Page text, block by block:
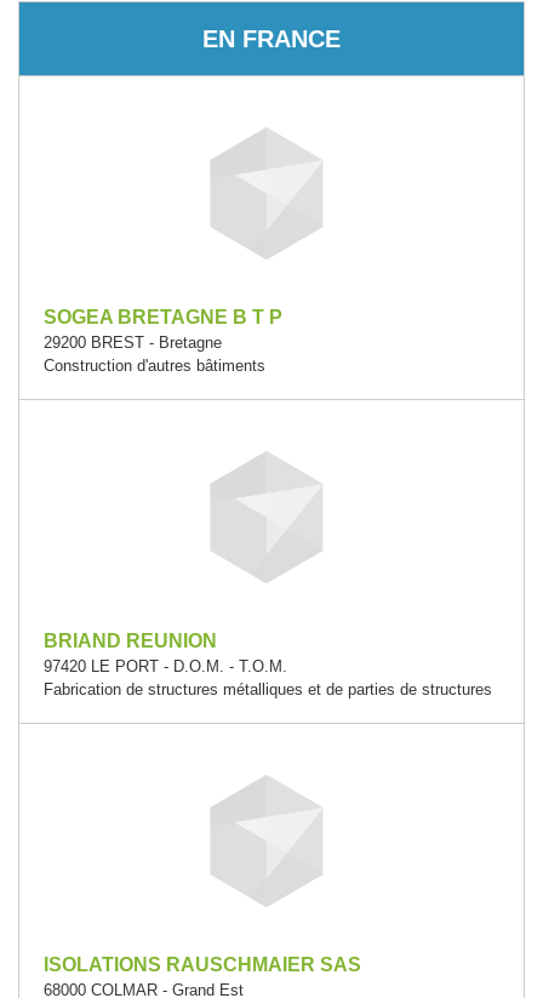
EN FRANCE
SOGEA BRETAGNE B T P
29200 BREST - Bretagne
Construction d'autres bâtiments
BRIAND REUNION
97420 LE PORT - D.O.M. - T.O.M.
Fabrication de structures métalliques et de parties de structures
ISOLATIONS RAUSCHMAIER SAS
68000 COLMAR - Grand Est